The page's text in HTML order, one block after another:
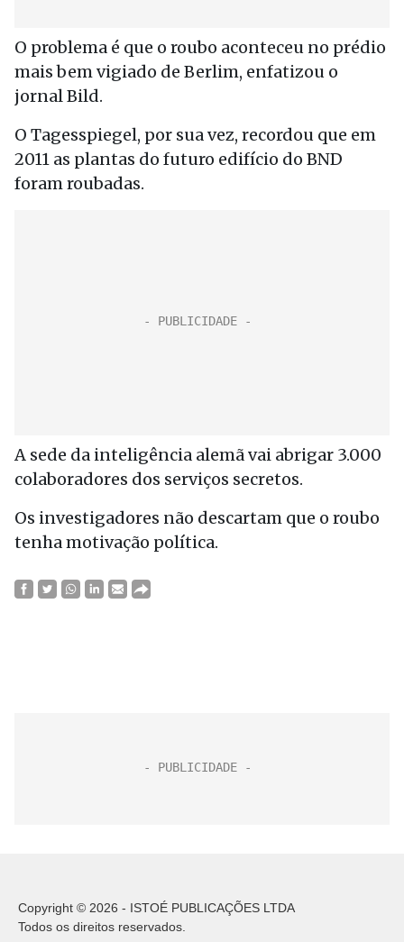
O problema é que o roubo aconteceu no prédio
mais bem vigiado de Berlim, enfatizou o
jornal Bild.
O Tagesspiegel, por sua vez, recordou que em
2011 as plantas do futuro edifício do BND
foram roubadas.
A sede da inteligência alemã vai abrigar 3.000
colaboradores dos serviços secretos.
Os investigadores não descartam que o roubo
tenha motivação política.
Copyright © 2026 - ISTOÉ PUBLICAÇÕES LTDA
Todos os direitos reservados.